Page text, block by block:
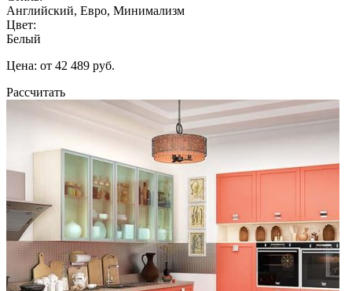
Английский, Евро, Минимализм
Цвет:
Белый
Цена: от 42 489 руб.
Рассчитать